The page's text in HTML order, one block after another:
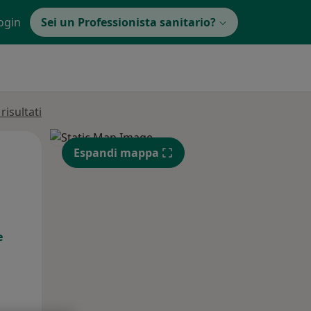
Sei un Professionista sanitario?
Gio, Ven,
14 Ago
Espandi mappa